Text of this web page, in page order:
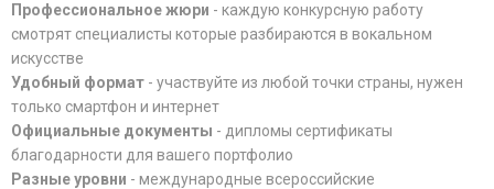
Профессиональное жюри - каждую конкурсную работу
смотрят специалисты которые разбираются в вокальном
искусстве
Удобный формат - участвуйте из любой точки страны, нужен
только смартфон и интернет
Официальные документы - дипломы сертификаты
благодарности для вашего портфолио
Разные уровни - международные всероссийские